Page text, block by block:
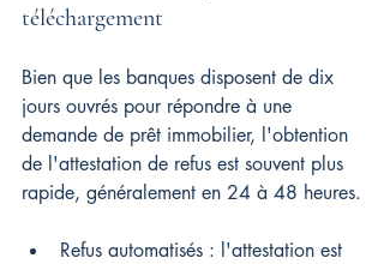
téléchargement
Bien que les banques disposent de dix
jours ouvrés pour répondre à une
demande de prêt immobilier, l'obtention
de l'attestation de refus est souvent plus
rapide, généralement en 24 à 48 heures.
Refus automatisés : l'attestation est